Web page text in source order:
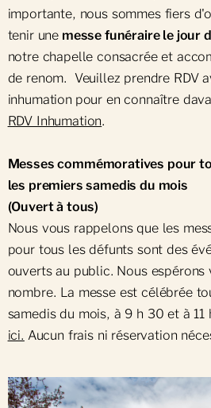
importante, nous sommes fiers
tenir une messe funéraire le jour
notre chapelle consacrée et
de renom. Veuillez prendre RDV
inhumation pour en connaître
RDV Inhumation.
Messes commémoratives pour
les premiers samedis du mois
(Ouvert à tous)
Nous vous rappelons que les
pour tous les défunts sont des
ouverts au public. Nous espérons
nombre. La messe est célébrée
samedis du mois, à 9 h 30 et à 11
ici. Aucun frais ni réservation